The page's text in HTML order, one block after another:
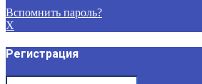
Вспомнить пароль?
X
Регистрация